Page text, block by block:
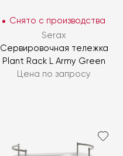
Снято с производства
Serax
Сервировочная тележка
Plant Rack L Army Green
Цена по запросу